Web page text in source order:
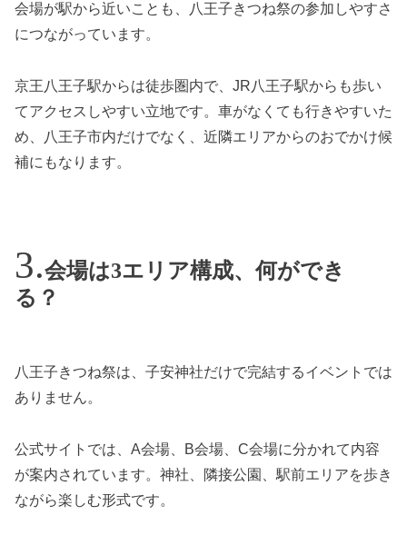
会場が駅から近いことも、八王子きつね祭の参加しやすさ
につながっています。
京王八王子駅からは徒歩圏内で、JR八王子駅からも歩い
てアクセスしやすい立地です。車がなくても行きやすいた
め、八王子市内だけでなく、近隣エリアからのおでかけ候
補にもなります。
会場は3エリア構成、何ができ
る？
八王子きつね祭は、子安神社だけで完結するイベントでは
ありません。
公式サイトでは、A会場、B会場、C会場に分かれて内容
が案内されています。神社、隣接公園、駅前エリアを歩き
ながら楽しむ形式です。